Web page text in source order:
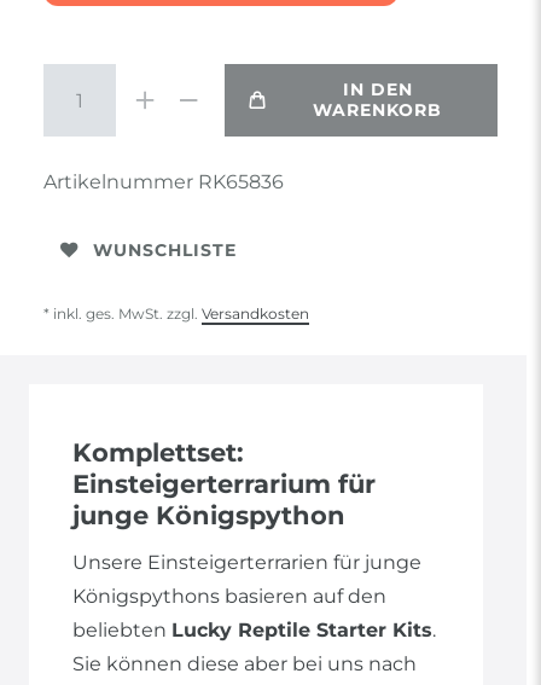
IN DEN
WARENKORB
Artikelnummer RK65836
WUNSCHLISTE
* inkl. ges. MwSt. zzgl. Versandkosten
Komplettset:
Einsteigerterrarium für
junge Königspython
Unsere Einsteigerterrarien für junge
Königspythons basieren auf den
beliebten Lucky Reptile Starter Kits.
Sie können diese aber bei uns nach